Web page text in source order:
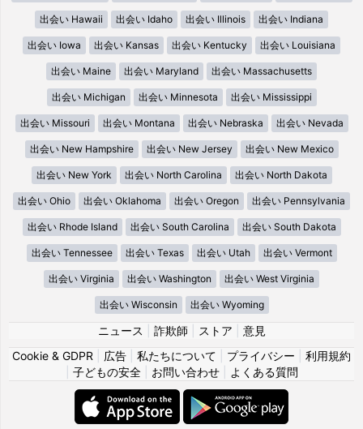
出会い Hawaii 出会い Idaho 出会い Illinois 出会い Indiana
出会い Iowa 出会い Kansas 出会い Kentucky 出会い Louisiana
出会い Maine 出会い Maryland 出会い Massachusetts
出会い Michigan 出会い Minnesota 出会い Mississippi
出会い Missouri 出会い Montana 出会い Nebraska 出会い Nevada
出会い New Hampshire 出会い New Jersey 出会い New Mexico
出会い New York 出会い North Carolina 出会い North Dakota
出会い Ohio 出会い Oklahoma 出会い Oregon 出会い Pennsylvania
出会い Rhode Island 出会い South Carolina 出会い South Dakota
出会い Tennessee 出会い Texas 出会い Utah 出会い Vermont
出会い Virginia 出会い Washington 出会い West Virginia
出会い Wisconsin 出会い Wyoming
ニュース 詐欺師 ストア
意見
Cookie & GDPR
広告 私たちについて プライバシー
利用規約
子どもの安全| お問い合わせ| よくある質問